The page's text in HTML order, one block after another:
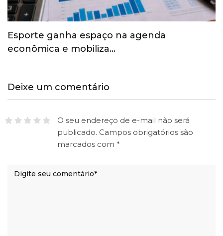
Esporte ganha espaço na agenda
econômica e mobiliza…
Deixe um comentário
O seu endereço de e-mail não será
publicado. Campos obrigatórios são
marcados com *